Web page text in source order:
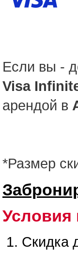
Если вы -
Visa
арендой в
*Размер
Условия
Скидка